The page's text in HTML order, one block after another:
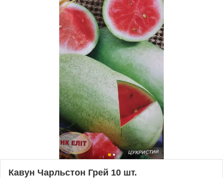
Кавун Чарльстон Грей 10 шт.